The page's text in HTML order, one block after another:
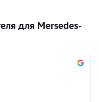
для Mersedes-